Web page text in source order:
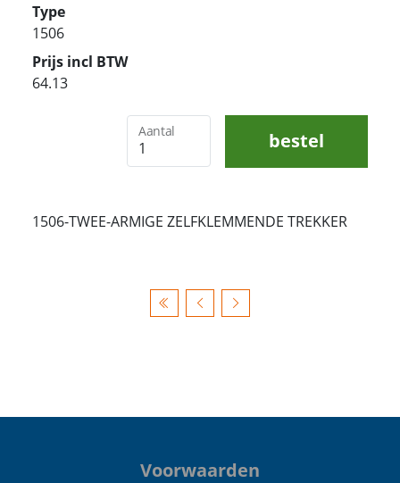
Type
1506
Prijs incl BTW
64.13
Aantal bestel
1506-TWEE-ARMIGE ZELFKLEMMENDE TREKKER
Voorwaarden